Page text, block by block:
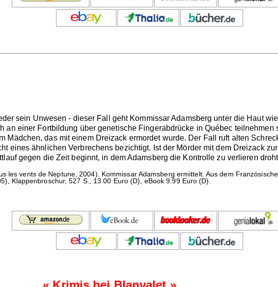
sein Unwesen - dieser Fall geht Kommissar Adamsberg unter die Haut
an einer Fortbildung über genetische Fingerabdrücke in Québec
Mädchen, das mit einem Dreizack ermordet wurde. Der Fall ruft alten
eines ähnlichen Verbrechens bezichtigt. Ist der Mörder mit dem Dreizack
gegen die Zeit beginnt, in dem Adamsberg die Kontrolle zu verlieren
les vents de Neptune, 2004). Kommissar Adamsberg ermittelt. Aus dem
Klappenbroschur, 527 S., 13.00 Euro (D), eBook 9.99 Euro (D).